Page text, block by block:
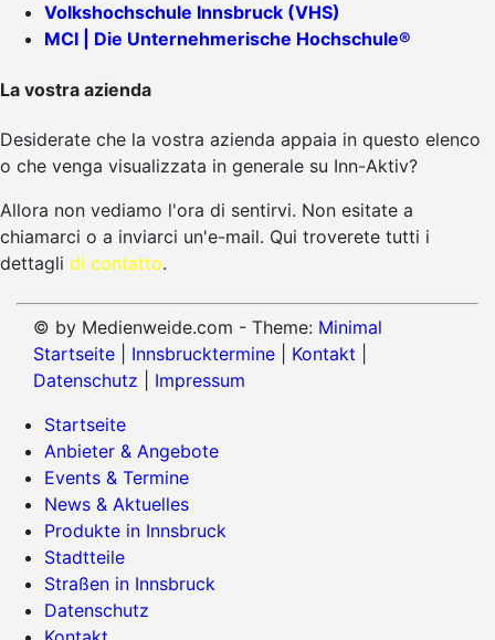
Volkshochschule Innsbruck (VHS)
MCI | Die Unternehmerische Hochschule®
La vostra azienda
Desiderate che la vostra azienda appaia in questo elenco
o che venga visualizzata in generale su Inn-Aktiv?
Allora non vediamo l'ora di sentirvi. Non esitate a
chiamarci o a inviarci un'e-mail. Qui troverete tutti i
dettagli di contatto.
© by Medienweide.com - Theme: Minimal
Startseite
Innsbrucktermine Kontakt
Datenschutz
Impressum
Startseite
Anbieter & Angebote
Events & Termine
News & Aktuelles
Produkte in Innsbruck
Stadtteile
Straßen in Innsbruck
Datenschutz